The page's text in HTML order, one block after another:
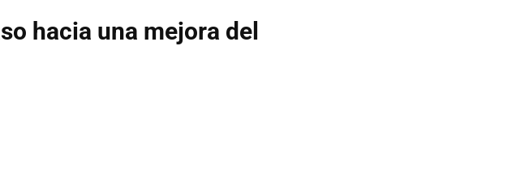
hacia una mejora del